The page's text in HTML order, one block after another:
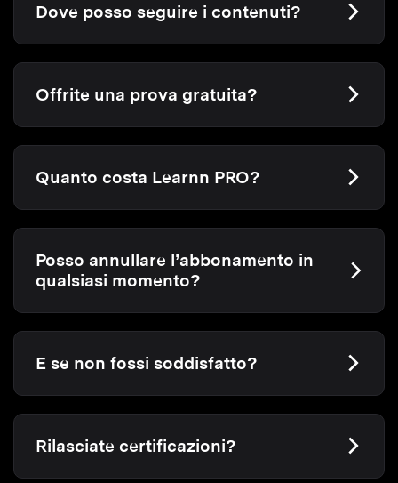
Dove posso seguire i contenuti?
Offrite una prova gratuita?
Quanto costa Learnn PRO?
Posso annullare l’abbonamento in
qualsiasi momento?
E se non fossi soddisfatto?
Rilasciate certificazioni?